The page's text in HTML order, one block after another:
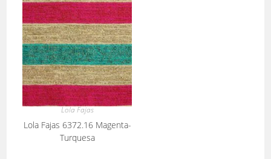
Lola Fajas
Lola Fajas 6372.16 Magenta-
Turquesa